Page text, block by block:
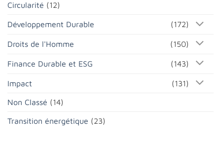
Circularité (12)
Développement Durable (172)
Droits de l'Homme (150)
Finance Durable et ESG (143)
Impact (131)
Non Classé (14)
Transition énergétique (23)